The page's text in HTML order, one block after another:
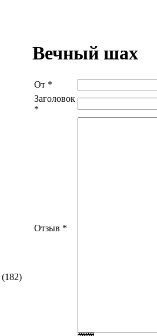
(182)
Вечный шах
От *
Заголовок
*
Отзыв *